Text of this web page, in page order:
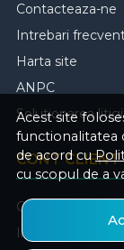
Acest site
functionalitatea
de acord cu
cu scopul de a
Contacteaza-ne
Intrebari
Harta site
ANPC
Solutionarea
CONT CLIENT
Contul meu
Inregistrare